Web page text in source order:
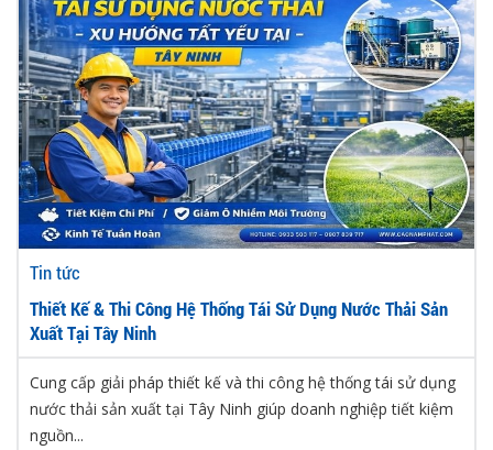
Tin tức
Thiết Kế & Thi Công Hệ Thống Tái Sử Dụng Nước Thải Sản
Xuất Tại Tây Ninh
Cung cấp giải pháp thiết kế và thi công hệ thống tái sử dụng
nước thải sản xuất tại Tây Ninh giúp doanh nghiệp tiết kiệm
nguồn...